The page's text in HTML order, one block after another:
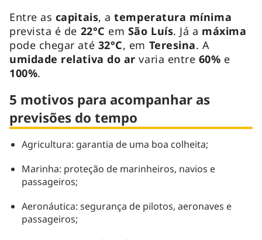
Entre as capitais, atemperatura mínima
prevista é de 22°C em São Luís. Já a máxima
pode chegar até 32°C, em Teresina. A
umidade relativa do arvaria entre 60% e
100%.
5 motivos para acompanhar as
previsões do tempo
Agricultura: garantia de uma boa colheita;
Marinha: proteção de marinheiros, navios e
passageiros;
Aeronáutica: segurança de pilotos, aeronaves e
passageiros;